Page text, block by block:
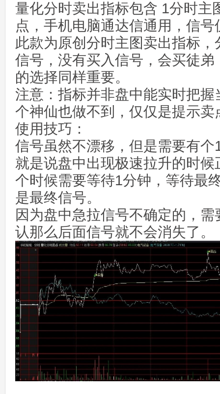
量化分时卖出指标包含 1分时主
点，手机电脑通达信通用，信号
此款为原创分时主图卖出指标
信号，没有买入信号，会买徒
的选择同样重要。
注意：指标并非盘中能实时把
个神仙也做不到，仅仅是提示
使用技巧：
信号虽然不漂移，但是需要有
就是说盘中出现极速拉升的时
个时候需要等待1分钟，等待最
是最终信号。
因为盘中急拉信号不确定的，
认那么后面信号就不会消失了。